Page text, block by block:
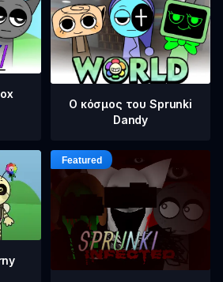
Ο κόσμος του Sprunki
Dandy